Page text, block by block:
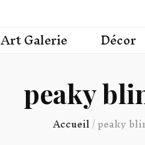
Art Galerie Décor
peaky
Accueil/peaky